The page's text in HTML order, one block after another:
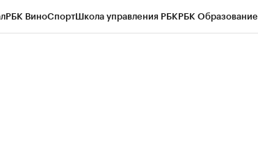
РБК ВиноСпортШкола управления РБКРБК Образование